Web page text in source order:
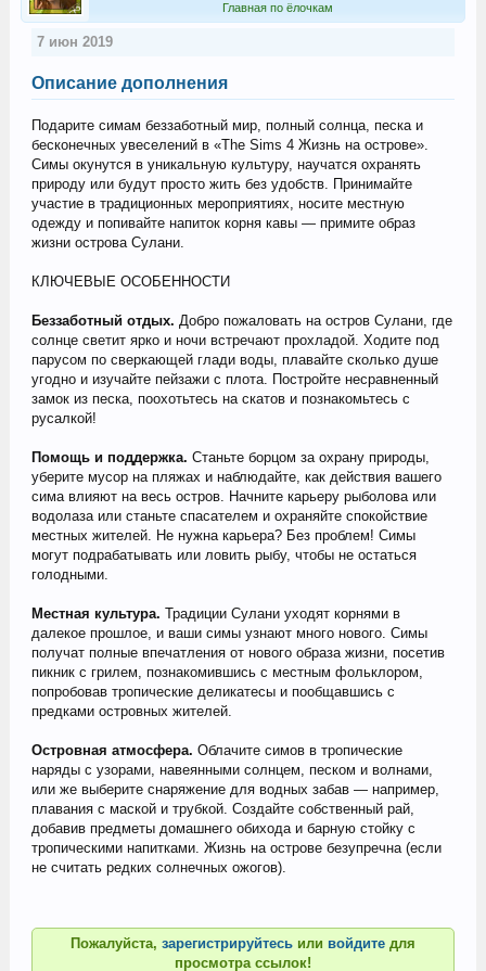
Главная по ёлочкам
7 июн 2019
Описание дополнения
Подарите симам беззаботный мир, полный солнца, песка и
бесконечных увеселений в «The Sims 4 Жизнь на острове».
Симы окунутся в уникальную культуру, научатся охранять
природу или будут просто жить без удобств. Принимайте
участие в традиционных мероприятиях, носите местную
одежду и попивайте напиток корня кавы — примите образ
жизни острова Сулани.
КЛЮЧЕВЫЕ ОСОБЕННОСТИ
Беззаботный отдых. Добро пожаловать на остров Сулани, где
солнце светит ярко и ночи встречают прохладой. Ходите под
парусом по сверкающей глади воды, плавайте сколько душе
угодно и изучайте пейзажи с плота. Постройте несравненный
замок из песка, поохотьтесь на скатов и познакомьтесь с
русалкой!
Помощь и поддержка. Станьте борцом за охрану природы,
уберите мусор на пляжах и наблюдайте, как действия вашего
сима влияют на весь остров. Начните карьеру рыболова или
водолаза или станьте спасателем и охраняйте спокойствие
местных жителей. Не нужна карьера? Без проблем! Симы
могут подрабатывать или ловить рыбу, чтобы не остаться
голодными.
Местная культура. Традиции Сулани уходят корнями в
далекое прошлое, и ваши симы узнают много нового. Симы
получат полные впечатления от нового образа жизни, посетив
пикник с грилем, познакомившись с местным фольклором,
попробовав тропические деликатесы и пообщавшись с
предками островных жителей.
Островная атмосфера. Облачите симов в тропические
наряды с узорами, навеянными солнцем, песком и волнами,
или же выберите снаряжение для водных забав — например,
плавания с маской и трубкой. Создайте собственный рай,
добавив предметы домашнего обихода и барную стойку с
тропическими напитками. Жизнь на острове безупречна (если
не считать редких солнечных ожогов).
Пожалуйста, зарегистрируйтесь или войдите для
просмотра ссылок!